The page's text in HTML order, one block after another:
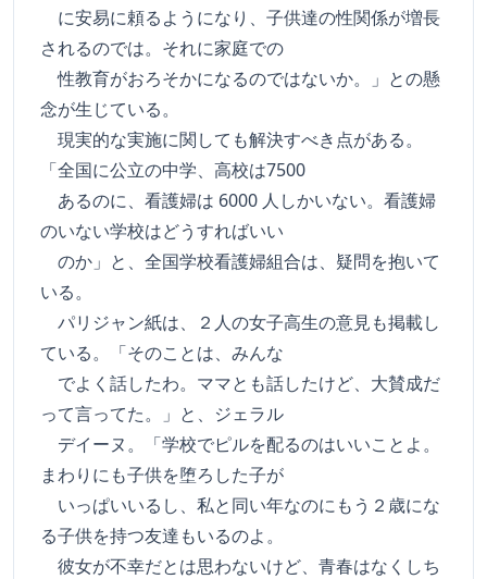
に安易に頼るようになり、子供達の性関係が増長
されるのでは。それに家庭での
性教育がおろそかになるのではないか。」との懸
念が生じている。
現実的な実施に関しても解決すべき点がある。
「全国に公立の中学、高校は7500
あるのに、看護婦は 6000 人しかいない。看護婦
のいない学校はどうすればいい
のか」と、全国学校看護婦組合は、疑問を抱いて
いる。
パリジャン紙は、２人の女子高生の意見も掲載し
ている。「そのことは、みんな
でよく話したわ。ママとも話したけど、大賛成だ
って言ってた。」と、ジェラル
デイーヌ。「学校でピルを配るのはいいことよ。
まわりにも子供を堕ろした子が
いっぱいいるし、私と同い年なのにもう２歳にな
る子供を持つ友達もいるのよ。
彼女が不幸だとは思わないけど、青春はなくしち